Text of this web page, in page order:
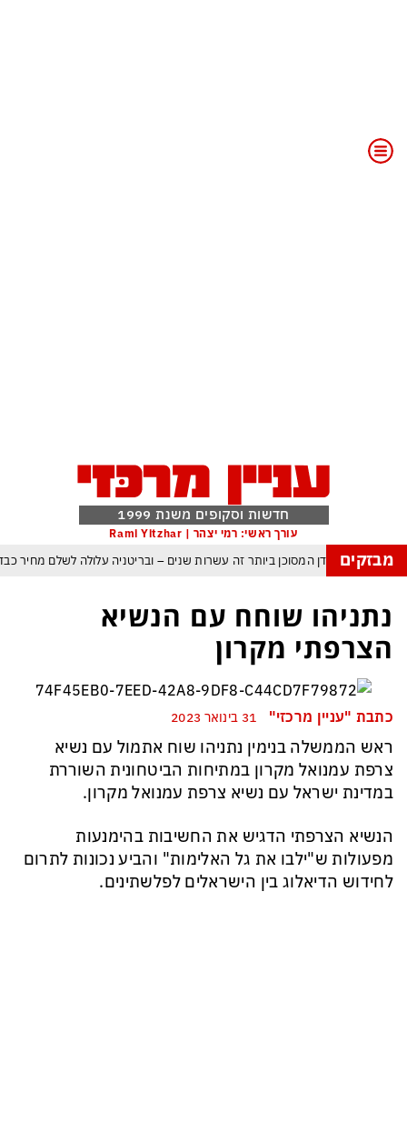
חדשות וסקופים משנת 1999
עורך ראשי: רמי יצהר | Rami Yitzhar
מבזקים
העולם נכנס לעידן המסוכן ביותר זה עשרות שנים – ובריטניה עלולה לשלם מחיר
מי היה מאמין שבאר שבע תנצח את הכוכב האדום?
ומיירטים להגנה – טראמפ נשאר רק עם ציוצי האיום המגוחכים שלא מזיזים
גרדום כמדיניות: כך הפכה ההוצאה להורג לכלי ההרתעה המרכזי של המשטר
א-סיסי, ארדואן ושליט קטאר מכנסים פגישת ״כיפה אדומה״ לנתניהו בנושא
נתניהו שוחח עם הנשיא
הצרפתי מקרון
כתבת "עניין מרכזי"
ראש הממשלה בנימין נתניהו שוח אתמול עם נשיא
צרפת עמנואל מקרון במתיחות הביטחונית השוררת
במדינת ישראל עם נשיא צרפת עמנואל מקרון.
הנשיא הצרפתי הדגיש את החשיבות בהימנעות
מפעולות ש"ילבו את גל האלימות" והביע נכונות לתרום
לחידוש הדיאלוג בין הישראלים לפלשתינים.